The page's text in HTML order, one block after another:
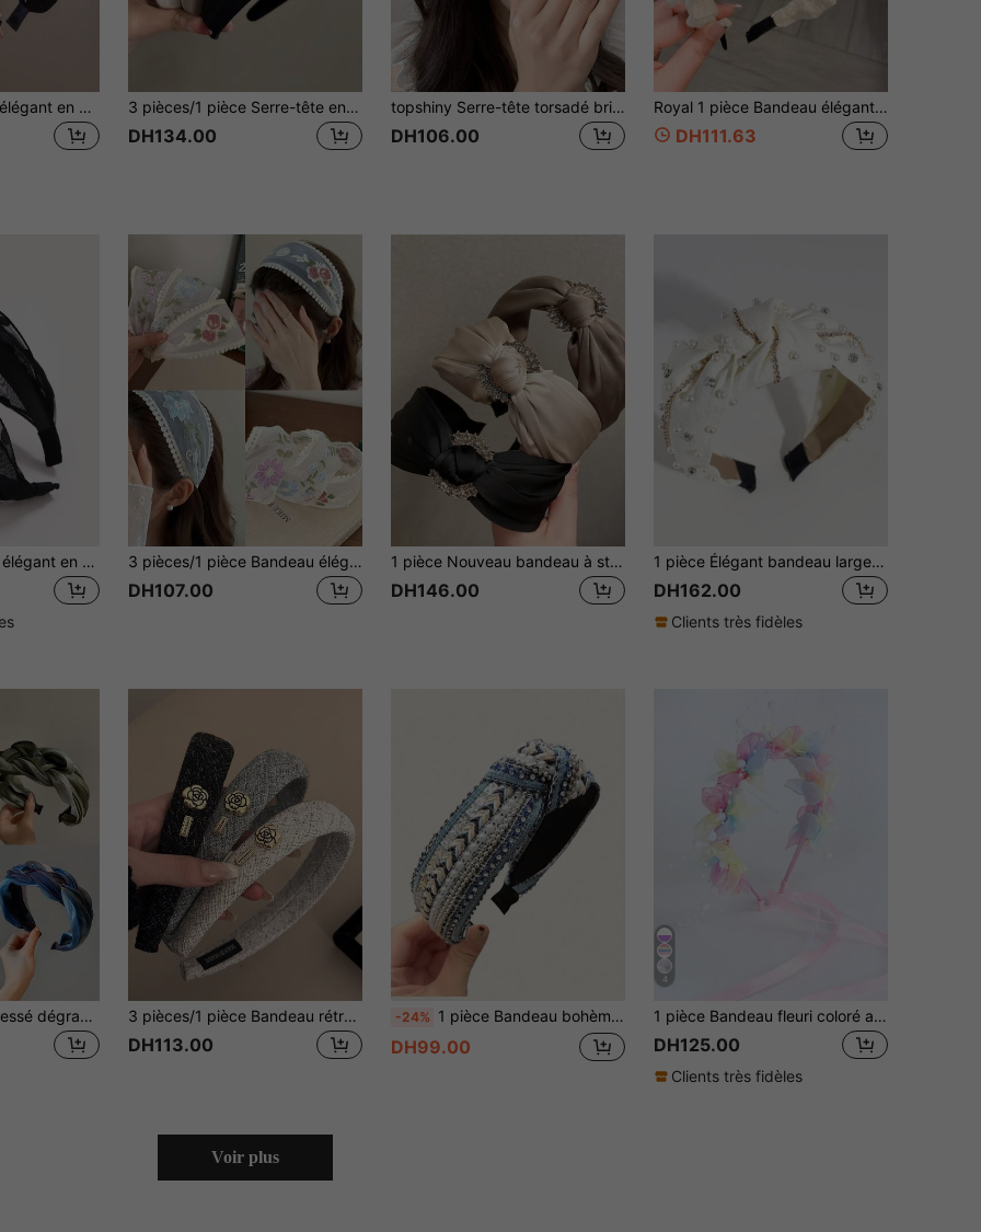
1 pièce Serre-tête élégant en velours avec strass de style coréen, accessoire de cheveux doux et élégant pour femmes, beauté, accessoires pour cheveux 3 pièces/1 pièce Serre-tête en satin mode femme, serre-tête large polyvalent convenant pour un usage quotidien, à la maison, à l'école, à la plage, au bureau, en fête, en vacances, pour un anniversaire, la fête des mères, la rentrée scolaire. Accessoires capillaires de beauté pour la maison
DH134.00
topshiny Serre-tête torsadé brillant avec strass, serre-tête en tissu épaissi avec peigne à dents, antidérapant et sécurisé, accessoire de cheveux adapté au port quotidien
DH106.00
Royal 1 pièce Bandeau élégant pour femmes avec décoration de strass et fronces, pour décoration, diadèmes, Saint-Valentin, bandeau, beauté, maison, accessoires pour cheveux
DH111.63
Bandeau décoratif élégant en maille pour la Saint-Valentin, serre-tête, accessoire pour cheveux, accessoire pour la tête, accessoires pour cheveux noirs 3 pièces/1 pièce Bandeau élégant et polyvalent pour femmes avec fleurs brodées, convient pour un usage quotidien, à la maison, à l'école, à la plage, au bureau, en fête, en vacances, pour un anniversaire, la rentrée, le Nouvel An, la Saint-Valentin, la Fête des Mères, un mariage, un festival de musique, une remise de diplôme. Serre-tête, bandeau pour cheveux, accessoire de voyage
DH107.00
1 pièce Nouveau bandeau à strass en tissu de couleur unie, bandeau large noué de style coréen minimaliste élégant pour femmes. Accessoire de cheveux pour la maison, la beauté, l'été, les vacances et les voyages
DH146.00
1 pièce Élégant bandeau large pour femme décoré de perles et de strass en tissu, convient pour un port quotidien, serre-tête, accessoire pour cheveux, accessoire de tête
DH162.00
Clients très fidèles
1 pièce Bandeau tressé dégradé de couleurs, serre-tête mode haut de gamme à large bord, accessoire de coiffure, accessoire de beauté pour la maison 3 pièces/1 pièce Bandeau rétro à carreaux pour femmes, serre-tête à couronne haute en éponge pour l'extérieur, l'automne/l'hiver, accessoire de cheveux pour femmes
DH113.00
-24% 1 pièce Bandeau bohème simple pour femme, à porter au quotidien, serre-tête, accessoire pour cheveux, accessoire de tête
DH99.00
4
1 pièce Bandeau fleuri coloré avec perles et maille, serre-tête décoré de perles, convient pour mariage, anniversaire, occasions importantes, accessoire cheveux à gland, pour adolescentes
DH125.00
Clients très fidèles
Voir plus